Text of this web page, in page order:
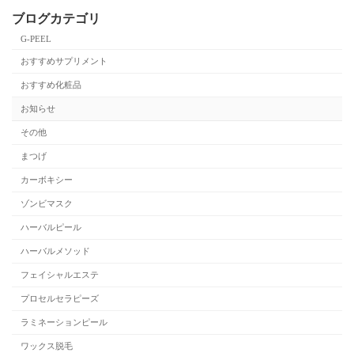
ブログカテゴリ
G-PEEL
おすすめサプリメント
おすすめ化粧品
お知らせ
その他
まつげ
カーボキシー
ゾンビマスク
ハーバルピール
ハーバルメソッド
フェイシャルエステ
プロセルセラピーズ
ラミネーションピール
ワックス脱毛